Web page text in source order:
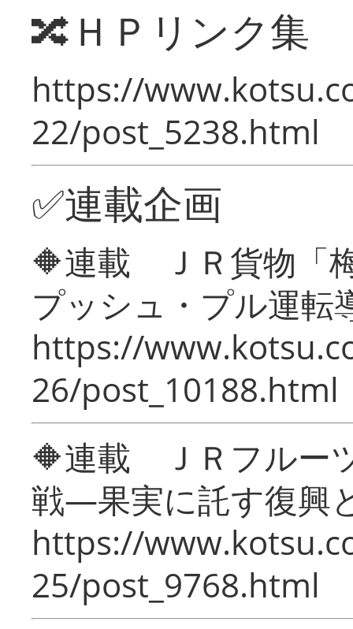
🔀ＨＰリンク集
https://
22/post_5238.html
✅連載企画
🔶連載 ＪＲ貨物「
プッシュ・プル運転
https://
26/post_10188.html
🔶連載 ＪＲフルー
戦―果実に託す復興
https://
25/post_9768.html